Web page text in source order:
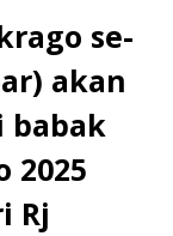
se-
akan
babak
2025
Rj